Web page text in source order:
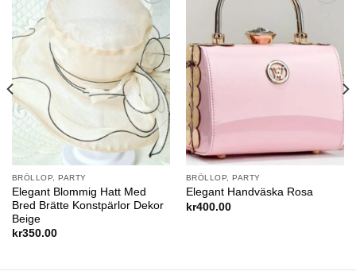
Add to
wishlist
BRÖLLOP, PARTY
Elegant Blommig Hatt Med
Bred Brätte Konstpärlor Dekor
Beige
kr350.00
BRÖLLOP, PARTY
Elegant Handväska Rosa
kr400.00